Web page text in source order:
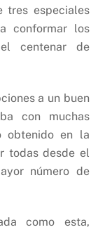
tres especiales
conformar los
centenar de
a un buen
con muchas
obtenido en la
todas desde el
número de
como esta,